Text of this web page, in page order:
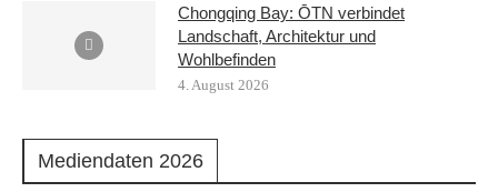
Chongqing Bay: ŌTN verbindet
Landschaft, Architektur und
Wohlbefinden
4. August 2026
Mediendaten 2026